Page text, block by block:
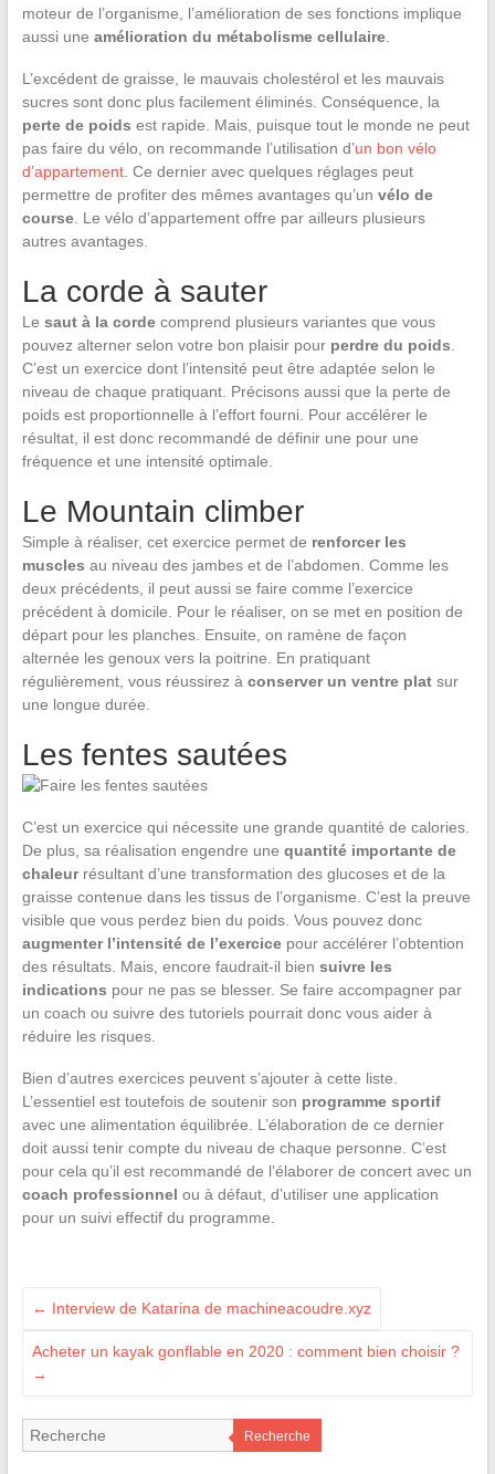
moteur de l’organisme, l’amélioration de ses fonctions implique
aussi une amélioration du métabolisme cellulaire.
L’excédent de graisse, le mauvais cholestérol et les mauvais
sucres sont donc plus facilement éliminés. Conséquence, la
perte de poids est rapide. Mais, puisque tout le monde ne peut
pas faire du vélo, on recommande l’utilisation d’un bon vélo
d’appartement. Ce dernier avec quelques réglages peut
permettre de profiter des mêmes avantages qu’un vélo de
course. Le vélo d’appartement offre par ailleurs plusieurs
autres avantages.
La corde à sauter
Le saut à la cordecomprend plusieurs variantes que vous
pouvez alterner selon votre bon plaisir pour perdre du poids
C’est un exercice dont l’intensité peut être adaptée selon le
niveau de chaque pratiquant. Précisons aussi que la perte de
poids est proportionnelle à l’effort fourni. Pour accélérer le
résultat, il est donc recommandé de définir une pour une
fréquence et une intensité optimale.
Le Mountain climber
Simple à réaliser, cet exercice permet de renforcer les
muscles au niveau des jambes et de l’abdomen. Comme les
deux précédents, il peut aussi se faire comme l’exercice
précédent à domicile. Pour le réaliser, on se met en position de
départ pour les planches. Ensuite, on ramène de façon
alternée les genoux vers la poitrine. En pratiquant
régulièrement, vous réussirez à conserver un ventre platsur
une longue durée.
Les fentes sautées
C’est un exercice qui nécessite une grande quantité de calories.
De plus, sa réalisation engendre une quantité importante de
chaleurrésultant d’une transformation des glucoses et de la
graisse contenue dans les tissus de l’organisme. C’est la preuve
visible que vous perdez bien du poids. Vous pouvez donc
augmenter l’intensité de l’exercicepour accélérer l’obtention
des résultats. Mais, encore faudrait-il bien suivre les
indications pour ne pas se blesser. Se faire accompagner par
un coach ou suivre des tutoriels pourrait donc vous aider à
réduire les risques.
Bien d’autres exercices peuvent s’ajouter à cette liste.
L’essentiel est toutefois de soutenir son programme sportif
avec une alimentation équilibrée. L’élaboration de ce dernier
doit aussi tenir compte du niveau de chaque personne. C’est
pour cela qu’il est recommandé de l’élaborer de concert avec un
coach professionnel ou à défaut, d’utiliser une application
pour un suivi effectif du programme.
← Interview de Katarina de machineacoudre.xyz
Acheter un kayak gonflable en 2020 : comment bien choisir ?
→
Recherche